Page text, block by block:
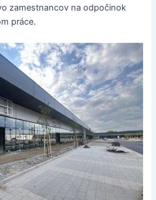
zamestnancov na odpočinok
práce.